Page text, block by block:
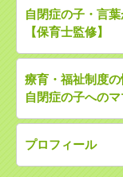
自閉症の子・言
【保育士監修】
療育・福祉制度の
自閉症の子への
プロフィール